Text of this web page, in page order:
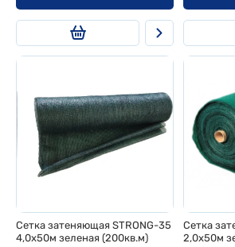
Сетка затеняющая STRONG-35
4,0х50м зеленая (200кв.м)
Сетка
2,0х50м